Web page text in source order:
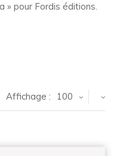
» pour Fordis éditions.
Affichage : 100